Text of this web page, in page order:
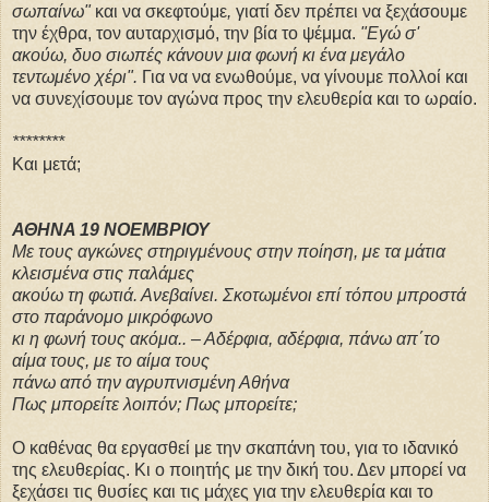
σωπαίνω" και να σκεφτούμε, γιατί δεν πρέπει να ξεχάσουμε
την έχθρα, τον αυταρχισμό, την βία το ψέμμα. "Εγώ σ'
ακούω, δυο σιωπές κάνουν μια φωνή κι ένα μεγάλο
τεντωμένο χέρι". Για να να ενωθούμε, να γίνουμε πολλοί και
να συνεχίσουμε τον αγώνα προς την ελευθερία και το ωραίο.
********
Και μετά;
ΑΘΗΝΑ 19 ΝΟΕΜΒΡΙΟΥ
Με τους αγκώνες στηριγμένους στην ποίηση, με τα μάτια
κλεισμένα στις παλάμες
ακούω τη φωτιά. Ανεβαίνει. Σκοτωμένοι επί τόπου μπροστά
στο παράνομο μικρόφωνο
κι η φωνή τους ακόμα.. – Αδέρφια, αδέρφια, πάνω απ΄το
αίμα τους, με το αίμα τους
πάνω από την αγρυπνισμένη Αθήνα
Πως μπορείτε λοιπόν; Πως μπορείτε;
Ο καθένας θα εργασθεί με την σκαπάνη του, για το ιδανικό
της ελευθερίας. Κι ο ποιητής με την δική του. Δεν μπορεί να
ξεχάσει τις θυσίες και τις μάχες για την ελευθερία και το